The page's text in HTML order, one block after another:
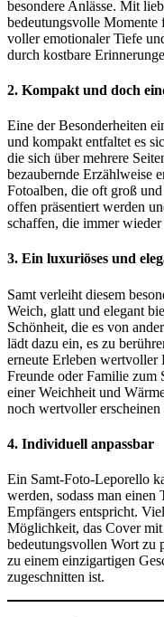
besondere Anlässe. Mit
bedeutungsvolle Momente
voller emotionaler Tiefe
durch kostbare
2. Kompakt und doch
Eine der Besonderheiten
und kompakt entfaltet es
die sich über mehrere
bezaubernde Erzählweise
Fotoalben, die oft groß
offen präsentiert werden
schaffen, die immer
3. Ein luxuriöses und
Samt verleiht diesem
Weich, glatt und elegant
Schönheit, die es von
lädt dazu ein, es zu
erneute Erleben wertvoller
Freunde oder Familie zum
einer Weichheit und
noch wertvoller erscheinen
4. Individuell anpassbar
Ein Samt-Foto-Leporello
werden, sodass man
Empfängers entspricht.
Möglichkeit, das Cover
bedeutungsvollen Wort zu
zu einem einzigartigen
zugeschnitten ist.